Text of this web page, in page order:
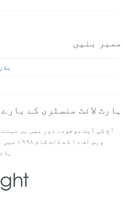
ممبر بنیں
ہارٹ لائٹ منسٹری کے بارے